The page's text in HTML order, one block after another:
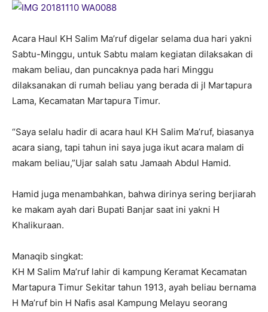
Acara Haul KH Salim Ma’ruf digelar selama dua hari yakni
Sabtu-Minggu, untuk Sabtu malam kegiatan dilaksakan di
makam beliau, dan puncaknya pada hari Minggu
dilaksanakan di rumah beliau yang berada di jl Martapura
Lama, Kecamatan Martapura Timur.
“Saya selalu hadir di acara haul KH Salim Ma’ruf, biasanya
acara siang, tapi tahun ini saya juga ikut acara malam di
makam beliau,”Ujar salah satu Jamaah Abdul Hamid.
Hamid juga menambahkan, bahwa dirinya sering berjiarah
ke makam ayah dari Bupati Banjar saat ini yakni H
Khalikuraan.
Manaqib singkat:
KH M Salim Ma’ruf lahir di kampung Keramat Kecamatan
Martapura Timur Sekitar tahun 1913, ayah beliau bernama
H Ma’ruf bin H Nafis asal Kampung Melayu seorang